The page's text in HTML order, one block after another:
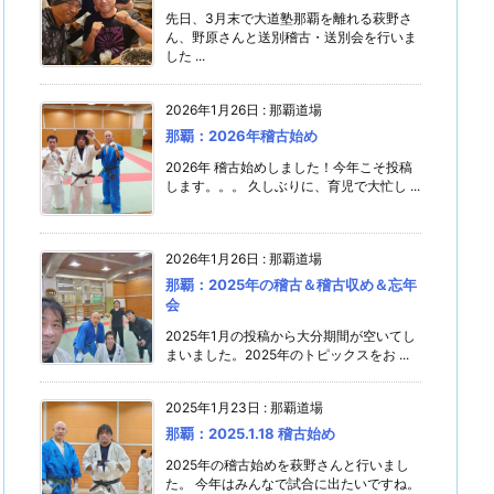
先日、3月末で大道塾那覇を離れる萩野さ
ん、野原さんと送別稽古・送別会を行いま
した ...
2026年1月26日 : 那覇道場
那覇：2026年稽古始め
2026年 稽古始めしました！今年こそ投稿
します。。。 久しぶりに、育児で大忙し ...
2026年1月26日 : 那覇道場
那覇：2025年の稽古＆稽古収め＆忘年
会
2025年1月の投稿から大分期間が空いてし
まいました。2025年のトピックスをお ...
2025年1月23日 : 那覇道場
那覇：2025.1.18 稽古始め
2025年の稽古始めを萩野さんと行いまし
た。 今年はみんなで試合に出たいですね。